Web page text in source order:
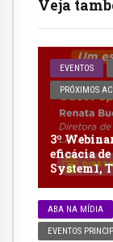
Veja
EVENTOS
PRÓXIMOS
3º
eficácia
System1,
ABA NA MÍDIA
EVENTOS